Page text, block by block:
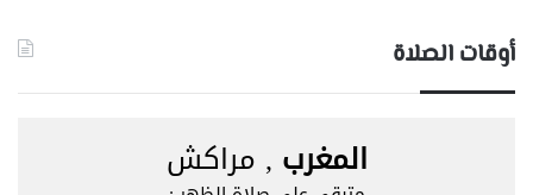
أوقات الصلاة